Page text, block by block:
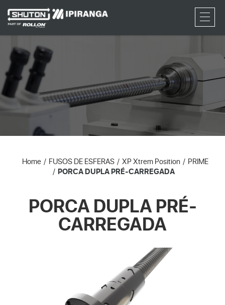
RFQ
Home FUSOS DE ESFERAS XP Xtrem Position
PRIME
PORCA DUPLA PRÉ-CARREGADA
PORCA DUPLA PRÉ-
CARREGADA